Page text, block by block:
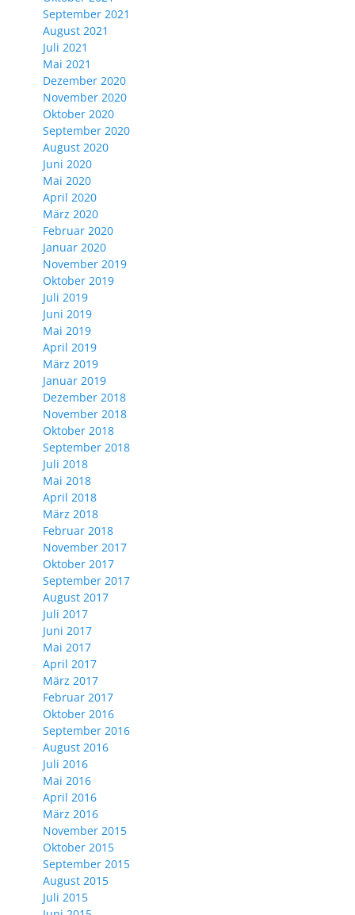
September 2021
August 2021
Juli 2021
Mai 2021
Dezember 2020
November 2020
Oktober 2020
September 2020
August 2020
Juni 2020
Mai 2020
April 2020
März 2020
Februar 2020
Januar 2020
November 2019
Oktober 2019
Juli 2019
Juni 2019
Mai 2019
April 2019
März 2019
Januar 2019
Dezember 2018
November 2018
Oktober 2018
September 2018
Juli 2018
Mai 2018
April 2018
März 2018
Februar 2018
November 2017
Oktober 2017
September 2017
August 2017
Juli 2017
Juni 2017
Mai 2017
April 2017
März 2017
Februar 2017
Oktober 2016
September 2016
August 2016
Juli 2016
Mai 2016
April 2016
März 2016
November 2015
Oktober 2015
September 2015
August 2015
Juli 2015